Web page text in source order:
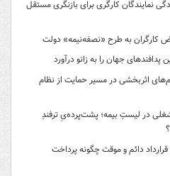
نمایندگان کارگری برای بازنگری مستقل
کارگران به طرح «نصفه‌نیمه» دولت
پدافندهای جهان را به زانو درآورد
اثربخشی در مسیر حمایت از نظام
در لیستِ بیمه؛ پشت‌پرده‌یِ ترفندِ
دائم و موقت چگونه پرداخت